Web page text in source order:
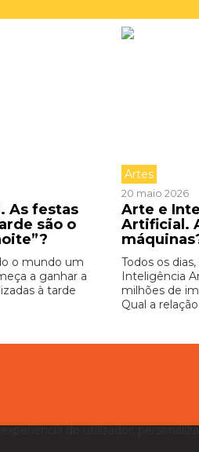
As festas
são o
o mundo um
a ganhar a
à tarde
Artes
20 maio 2026
Arte e
Artificial.
Todos os
Inteligência
milhões de
Qual a relação
experiência do utilizador,